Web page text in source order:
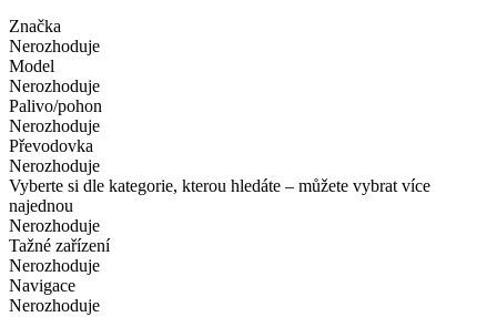
Značka
Nerozhoduje
Model
Nerozhoduje
Palivo/pohon
Nerozhoduje
Převodovka
Nerozhoduje
Vyberte si dle kategorie, kterou hledáte – můžete vybrat více
najednou
Nerozhoduje
Tažné zařízení
Nerozhoduje
Navigace
Nerozhoduje